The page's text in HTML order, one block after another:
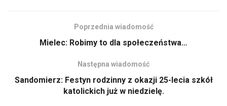
Poprzednia wiadomość
Mielec: Robimy to dla społeczeństwa…
Następna wiadomość
Sandomierz: Festyn rodzinny z okazji 25-lecia szkół
katolickich już w niedzielę.